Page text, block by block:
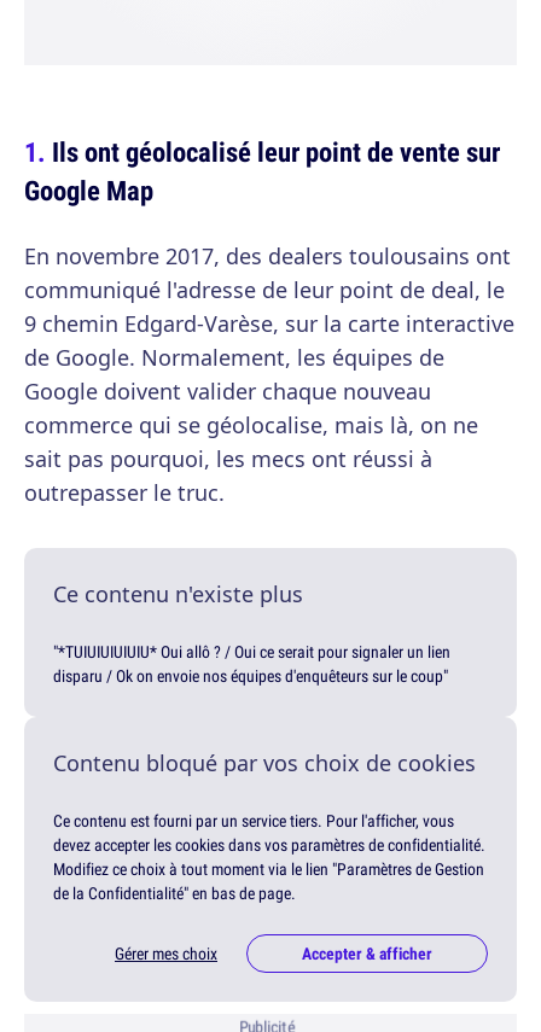
Ils ont géolocalisé leur point de vente sur
Google Map
En novembre 2017, des dealers toulousains ont
communiqué l'adresse de leur point de deal, le
9 chemin Edgard-Varèse, sur la carte interactive
de Google. Normalement, les équipes de
Google doivent valider chaque nouveau
commerce qui se géolocalise, mais là, on ne
sait pas pourquoi, les mecs ont réussi à
outrepasser le truc.
Ce contenu n'existe plus
"*TUIUIUIUIUIU* Oui allô ? / Oui ce serait pour signaler un lien
disparu / Ok on envoie nos équipes d'enquêteurs sur le coup"
Contenu bloqué par vos choix de cookies
Ce contenu est fourni par un service tiers. Pour l'afficher, vous
devez accepter les cookies dans vos paramètres de confidentialité.
Modifiez ce choix à tout moment via le lien "Paramètres de Gestion
de la Confidentialité" en bas de page.
Gérer mes choix Accepter & afficher